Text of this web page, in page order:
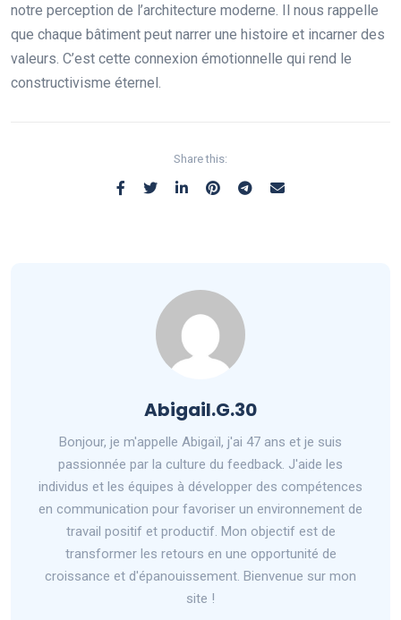
notre perception de l’architecture moderne. Il nous rappelle
que chaque bâtiment peut narrer une histoire et incarner des
valeurs. C’est cette connexion émotionnelle qui rend le
constructivisme éternel.
Share this:
Abigail.G.30
Bonjour, je m'appelle Abigaïl, j'ai 47 ans et je suis
passionnée par la culture du feedback. J'aide les
individus et les équipes à développer des compétences
en communication pour favoriser un environnement de
travail positif et productif. Mon objectif est de
transformer les retours en une opportunité de
croissance et d'épanouissement. Bienvenue sur mon
site !